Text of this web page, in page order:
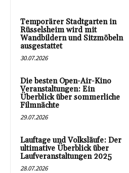
Temporärer Stadtgarten in
Rüsselsheim wird mit
Wandbildern und Sitzmöbeln
ausgestattet
30.07.2026
Die besten Open-Air-Kino
Veranstaltungen: Ein
Überblick über sommerliche
Filmnächte
29.07.2026
Lauftage und Volksläufe: Der
ultimative Überblick über
Laufveranstaltungen 2025
28.07.2026